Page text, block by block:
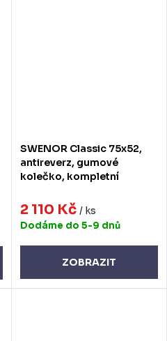
SWENOR Classic 75x52,
antireverz, gumové
kolečko, kompletní
2 110 Kč / ks
Dodáme do 5-9 dnů
ZOBRAZIT